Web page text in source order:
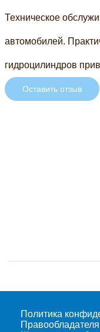
Техническое
автомобилей.
гидроцилиндров
Оставить отзыв
Политика